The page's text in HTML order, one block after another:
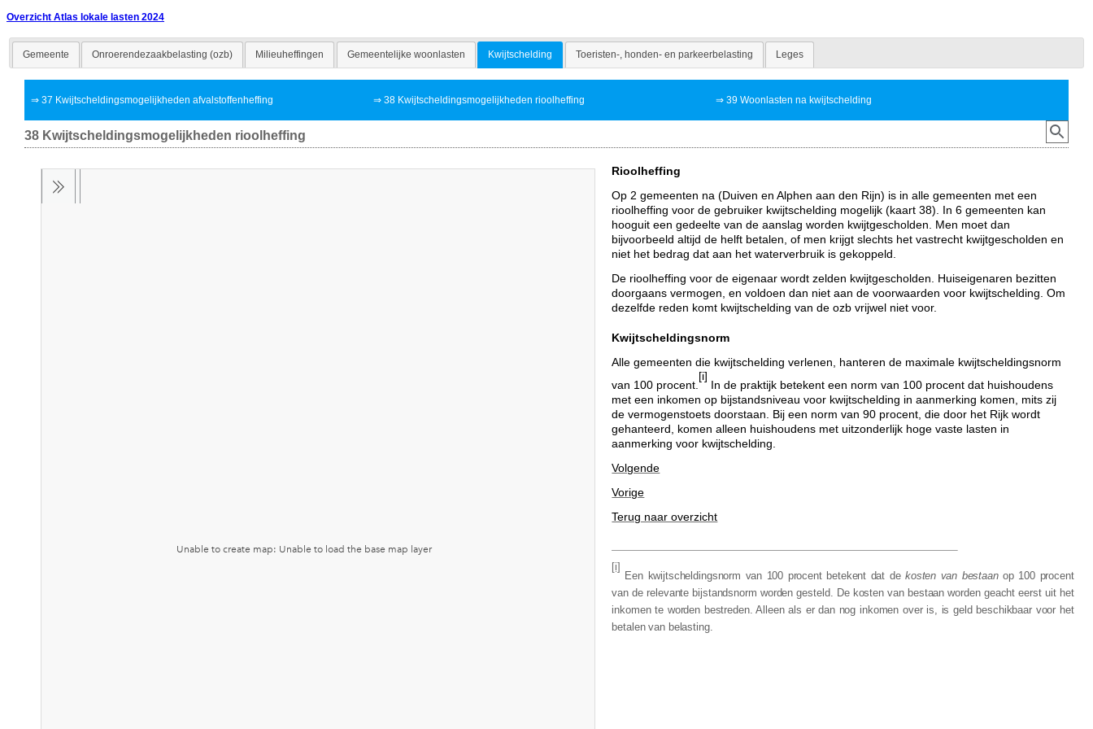
Overzicht Atlas lokale lasten 2024
Gemeente Onroerendezaakbelasting (ozb) Milieuheffingen Gemeentelijke woonlasten Kwijtschelding Toeristen-, honden- en parkeerbelasting Leges
⇒37 Kwijtscheldingsmogelijkheden afvalstoffenheffing ⇒38 Kwijtscheldingsmogelijkheden rioolheffing ⇒ 39 Woonlasten na kwijtschelding
38 Kwijtscheldingsmogelijkheden rioolheffing
Rioolheffing
Op 2 gemeenten na (Duiven en Alphen aan den Rijn) is in alle gemeenten met een
rioolheffing voor de gebruiker kwijtschelding mogelijk (kaart 38). In 6 gemeenten kan
hooguit een gedeelte van de aanslag worden kwijtgescholden. Men moet dan
bijvoorbeeld altijd de helft betalen, of men krijgt slechts het vastrecht kwijtgescholden en
niet het bedrag dat aan het waterverbruik is gekoppeld.
De rioolheffing voor de eigenaar wordt zelden kwijtgescholden. Huiseigenaren bezitten
doorgaans vermogen, en voldoen dan niet aan de voorwaarden voor kwijtschelding. Om
dezelfde reden komt kwijtschelding van de ozb vrijwel niet voor.
Kwijtscheldingsnorm
Alle gemeenten die kwijtschelding verlenen, hanteren de maximale kwijtscheldingsnorm
van 100 procent.
[i]
In de praktijk betekent een norm van 100 procent dat huishoudens
met een inkomen op bijstandsniveau voor kwijtschelding in aanmerking komen, mits zij
de vermogenstoets doorstaan. Bij een norm van 90 procent, die door het Rijk wordt
gehanteerd, komen alleen huishoudens met uitzonderlijk hoge vaste lasten in
aanmerking voor kwijtschelding.
Volgende
Vorige
Terug naar overzicht
[i]
Een kwijtscheldingsnorm van 100 procent betekent dat de kosten van bestaanop 100 procent
van de relevante bijstandsnorm worden gesteld. De kosten van bestaan worden geacht eerst uit het
inkomen te worden bestreden. Alleen als er dan nog inkomen over is, is geld beschikbaar voor het
betalen van belasting.